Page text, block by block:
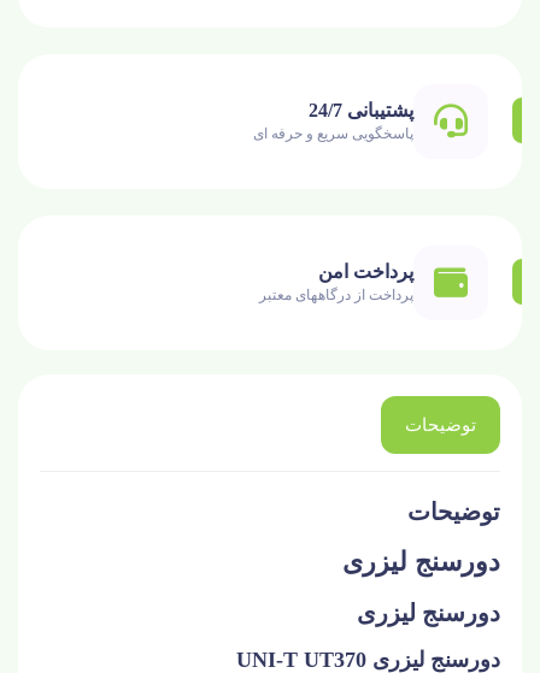
پشتیبانی 24/7
پاسخگویی سریع و حرفه ای
پرداخت امن
پرداخت از درگاههای معتبر
توضیحات
توضیحات
دورسنج لیزری
دورسنج لیزری
دورسنج لیزری UNI-T UT370